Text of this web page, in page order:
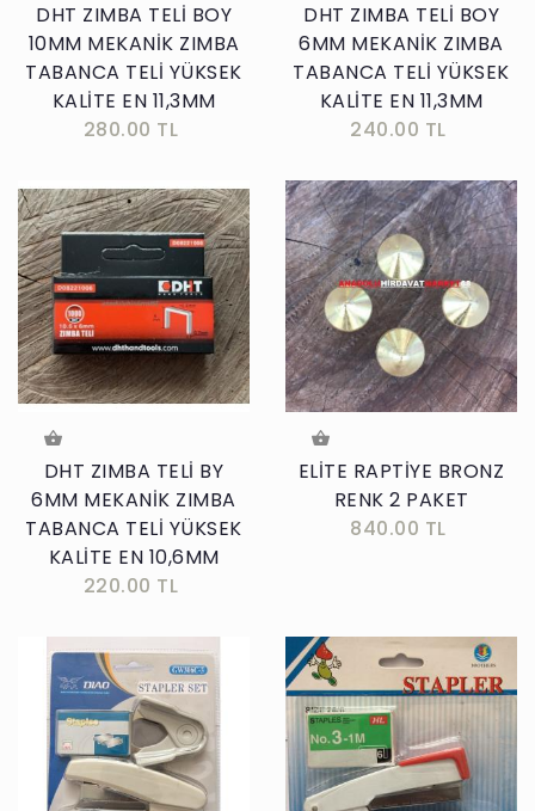
DHT ZIMBA TELİ BOY
10MM MEKANİK ZIMBA
TABANCA TELİ YÜKSEK
KALİTE EN 11,3MM
280.00 TL
DHT ZIMBA TELİ BOY
6MM MEKANİK ZIMBA
TABANCA TELİ YÜKSEK
KALİTE EN 11,3MM
240.00 TL
DHT ZIMBA TELİ BY
6MM MEKANİK ZIMBA
TABANCA TELİ YÜKSEK
KALİTE EN 10,6MM
220.00 TL
ELİTE RAPTİYE BRONZ
RENK 2 PAKET
840.00 TL